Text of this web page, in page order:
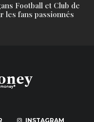
Football et Club de
les fans passionnés
INSTAGRAM